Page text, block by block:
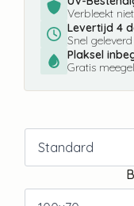
Verbleekt niet
Levertijd 4
Snel geleverd
Plaksel
Gratis